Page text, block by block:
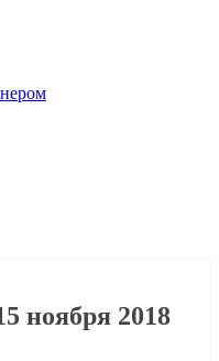
ноября 2018